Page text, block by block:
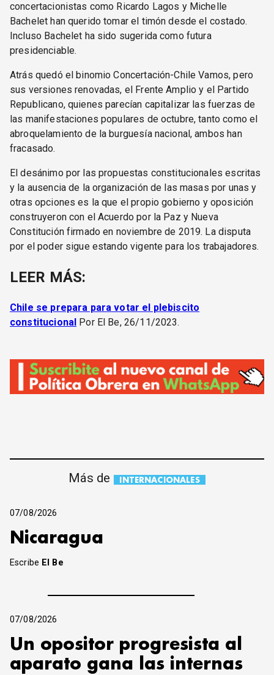
concertacionistas como Ricardo Lagos y Michelle
Bachelet han querido tomar el timón desde el costado.
Incluso Bachelet ha sido sugerida como futura
presidenciable.
Atrás quedó el binomio Concertación-Chile Vamos, pero
sus versiones renovadas, el Frente Amplio y el Partido
Republicano, quienes parecían capitalizar las fuerzas de
las manifestaciones populares de octubre, tanto como el
abroquelamiento de la burguesía nacional, ambos han
fracasado.
El desánimo por las propuestas constitucionales escritas
y la ausencia de la organización de las masas por unas y
otras opciones es la que el propio gobierno y oposición
construyeron con el Acuerdo por la Paz y Nueva
Constitución firmado en noviembre de 2019. La disputa
por el poder sigue estando vigente para los trabajadores.
LEER MÁS:
Chile se prepara para votar el plebiscito
constitucional Por El Be, 26/11/2023.
Más de INTERNACIONALES
07/08/2026
Nicaragua
Escribe El Be
07/08/2026
Un opositor progresista al
aparato gana las internas